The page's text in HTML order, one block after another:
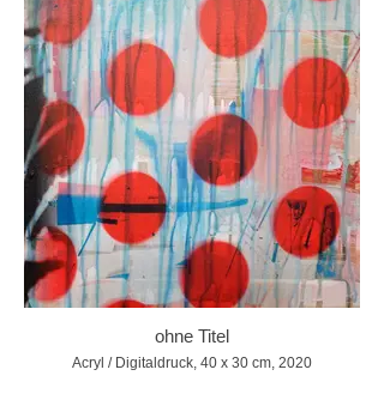
ohne Titel
Acryl / Digitaldruck, 40 x 30 cm, 2020